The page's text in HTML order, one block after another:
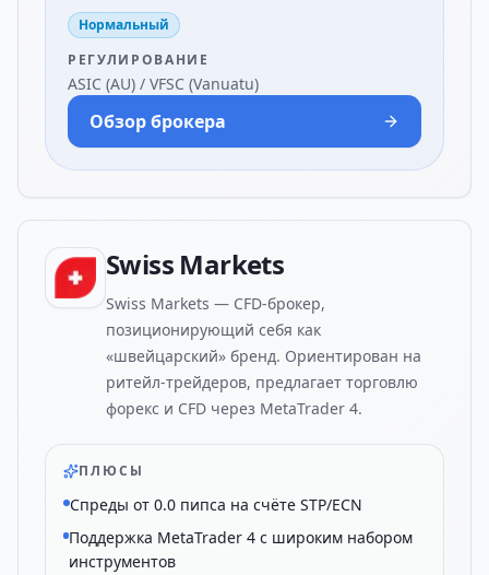
Нормальный
РЕГУЛИРОВАНИЕ
ASIC (AU) / VFSC (Vanuatu)
Обзор брокера
Swiss Markets
Swiss Markets — CFD-брокер,
позиционирующий себя как
«швейцарский» бренд. Ориентирован на
ритейл-трейдеров, предлагает торговлю
форекс и CFD через MetaTrader 4.
ПЛЮСЫ
Спреды от 0.0 пипса на счёте STP/ECN
Поддержка MetaTrader 4 с широким набором
инструментов